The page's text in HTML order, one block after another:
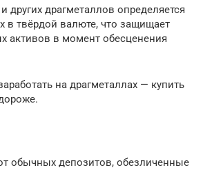
других драгметаллов определяется
в твёрдой валюте, что защищает
активов в момент обесценения
на драгметаллах — купить
обычных депозитов, обезличенные